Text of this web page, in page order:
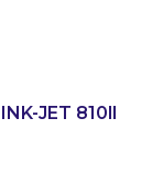
JET 810ll